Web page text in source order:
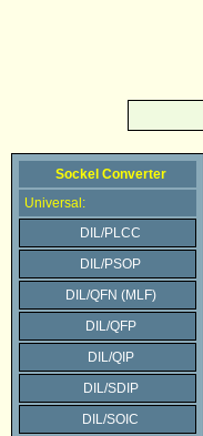
Sockel Converter
Universal:
DIL/PLCC
DIL/PSOP
DIL/QFN (MLF)
DIL/QFP
DIL/QIP
DIL/SDIP
DIL/SOIC